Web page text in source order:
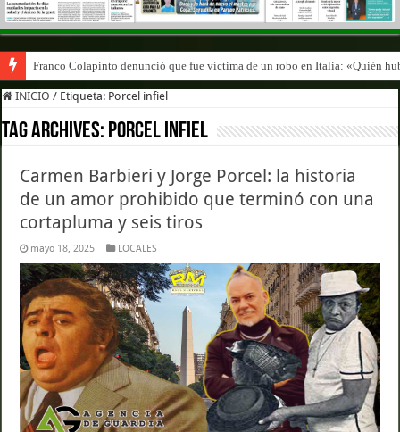
Franco Colapinto denunció que fue víctima de un robo en Italia: «Quién
INICIO / Etiqueta: Porcel infiel
Tag Archives: Porcel infiel
Carmen Barbieri y Jorge Porcel: la historia
de un amor prohibido que terminó con una
cortapluma y seis tiros
mayo 18, 2025 LOCALES